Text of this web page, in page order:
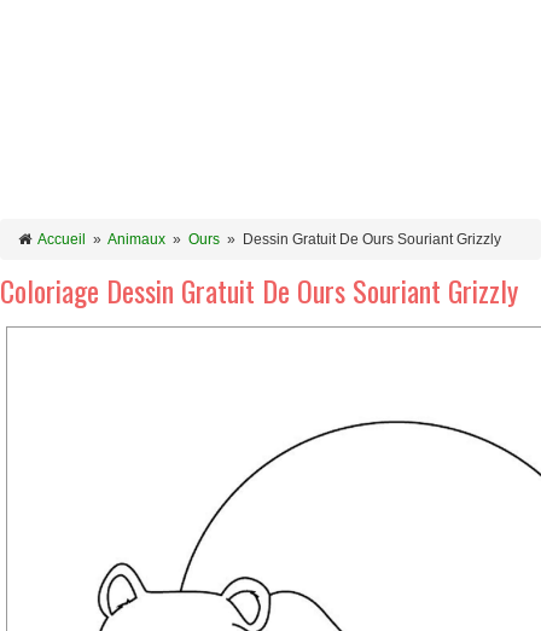
Accueil » Animaux » Ours » Dessin Gratuit De Ours Souriant Grizzly
Coloriage Dessin Gratuit De Ours Souriant Grizzly